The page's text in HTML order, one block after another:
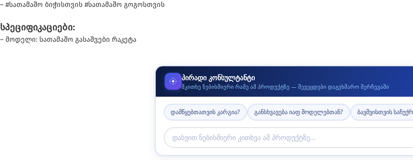
– #სათამაშო ბიჭისთვის #სათამაშო გოგოსთვის
სპეციფიკაციები:
– მოდელი: სათამაშო გასაშვები რაკეტა
პირადი კონსულტანტი
მკითხე ნებისმიერი რამე ამ პროდუქტზე — შევეცდები დაგეხმარო შერჩევაში
დამწყებთათვის კარგია? განსხვავება იაფ მოდელებთან? ბავშვისთვის